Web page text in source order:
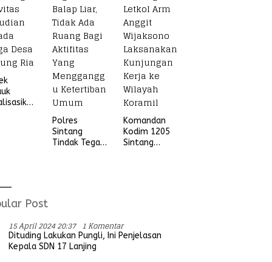
Polres
Sintang
Tindak Tegas
Umum
Komandan
Kodim 1205
Sintang
Koramil
Post
15 April 2024 20:37 1 Komentar
Dituding Lakukan Pungli, Ini Penjelasan
Kepala SDN 17 Lanjing